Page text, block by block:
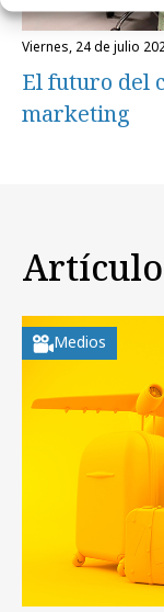
viernes, 24 de julio
El futuro del
marketing
Medios